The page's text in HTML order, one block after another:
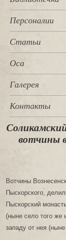
Персоналии
Статьи
Оса
Галерея
Контакты
вотчины
Вотчины
Пыскорского,
Пыскорский
(ныне село того же
западу от нея